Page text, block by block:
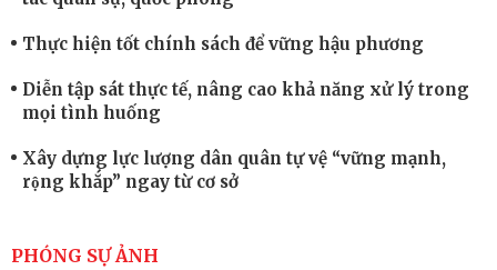
Thực hiện tốt chính sách để vững hậu phương
Diễn tập sát thực tế, nâng cao khả năng xử lý trong
mọi tình huống
Xây dựng lực lượng dân quân tự vệ “vững mạnh,
rộng khắp” ngay từ cơ sở
cao sức mạnh chiến đấu
PHÓNG SỰ ẢNH